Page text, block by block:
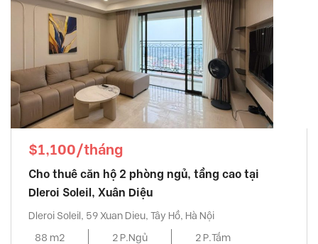
$1,100/tháng
Cho thuê căn hộ 2 phòng ngủ, tầng cao tại
Dleroi Soleil, Xuân Diệu
Dleroi Soleil, 59 Xuan Dieu, Tây Hồ, Hà Nội
88 m2
2 P.Ngủ 2 P.Tắm